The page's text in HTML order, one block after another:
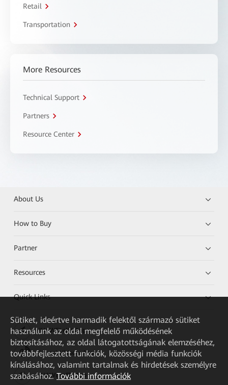
Retail
Transportation
More Resources
Technical Support
Partners
Resource Center
About Us
How to Buy
Partner
Resources
Quick Links
HUAWEI eKit App
Huawei HiKnow App
HUAWEI eFly App
Sütiket, ideértve harmadik felektől származó sütiket
használunk az oldal megfelelő működésének
biztosításához, az oldal látogatottságának elemzéséhez,
továbbfejlesztett funkciók, közösségi média funkciók
kínálásához, valamint tartalmak és hirdetések személyre
szabásához. További információk